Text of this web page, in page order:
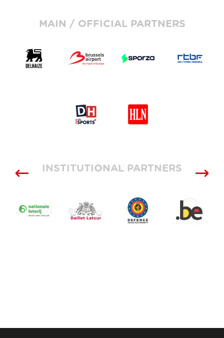
MAIN / OFFICIAL PARTNERS
SUPPLIERS
INSTITUTIONAL PARTNERS